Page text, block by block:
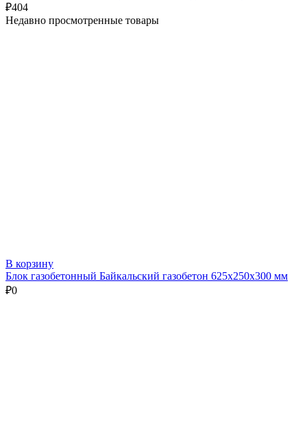
₽404
Недавно просмотренные товары
В корзину
Блок газобетонный Байкальский газобетон 625х250х300 мм
₽0